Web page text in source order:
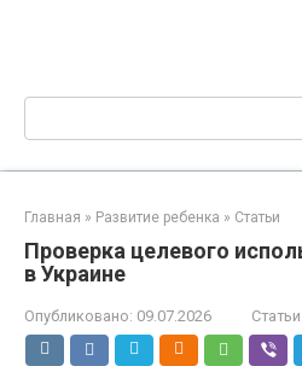
Поиск:
Главная » Развитие ребенка » Статьи
Проверка целевого
в Украине
Опубликовано: 09.07.2026 Статьи